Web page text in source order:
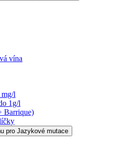
vína
l
1g/l
Barrique)
pro Jazykové mutace